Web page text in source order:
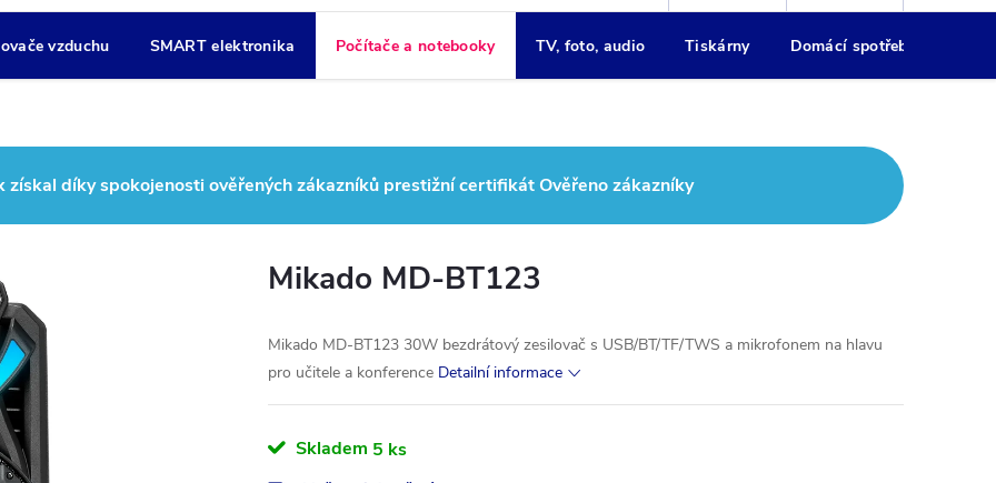
vzduchu SMART elektronika Počítače a notebooky TV, foto, audio Tiskárny Domácí spotřebiče
získal díky spokojenosti ověřených zákazníků prestižní certifikát Ověřeno zákazníky
Mikado MD-BT123
Mikado MD-BT123 30W bezdrátový zesilovač s USB/BT/TF/TWS a mikrofonem na hlavu
pro učitele a konference Detailní informace
Skladem 5 ks